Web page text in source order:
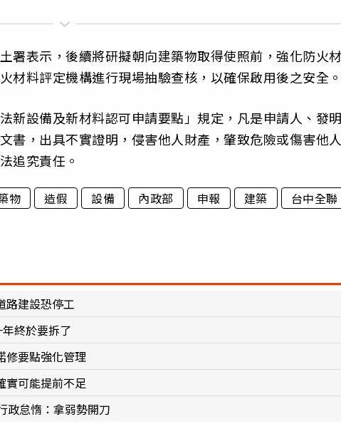
署表示，後續將研擬朝向建築物取得使照前，強化防火
材料評定機構進行現場抽驗查核，以確保啟用後之安全
新設備及新材料認可申請要點」規定，凡是申請人、發
書，出具不實證明，侵害他人財產，肇致危險或傷害他
追究責任。
物 造假 設備 內政部 申報 建築
台中全聯
建設恐停工
終於要拆了
要點強化管理
可能提前不足
怠惰：拿弱勢開刀